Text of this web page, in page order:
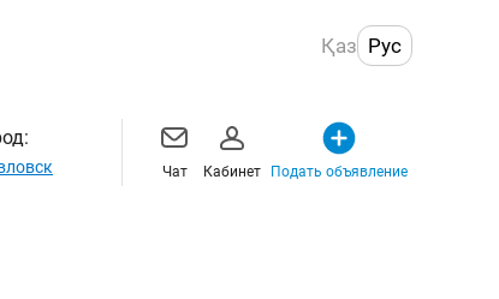
Қаз Рус
Чат Кабинет Подать объявление